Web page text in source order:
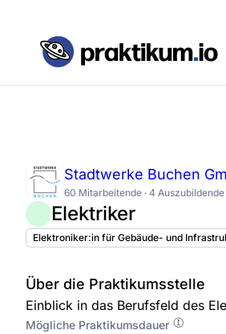
Stadtwerke Buchen
60 Mitarbeitende · 4 Auszubildende
Elektriker
Elektroniker:in für Gebäude- und
Über die Praktikumsstelle
Einblick in das Berufsfeld des
Mögliche Praktikumsdauer